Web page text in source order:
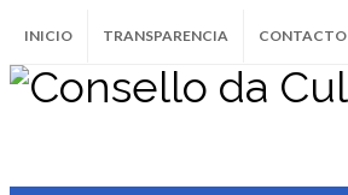
INICIO TRANSPARENCIA CONTACTO